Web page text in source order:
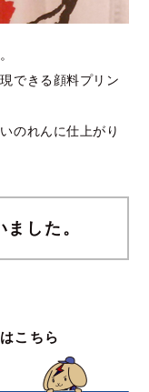
できる顔料プリン
のれんに仕上がり
した。
こちら